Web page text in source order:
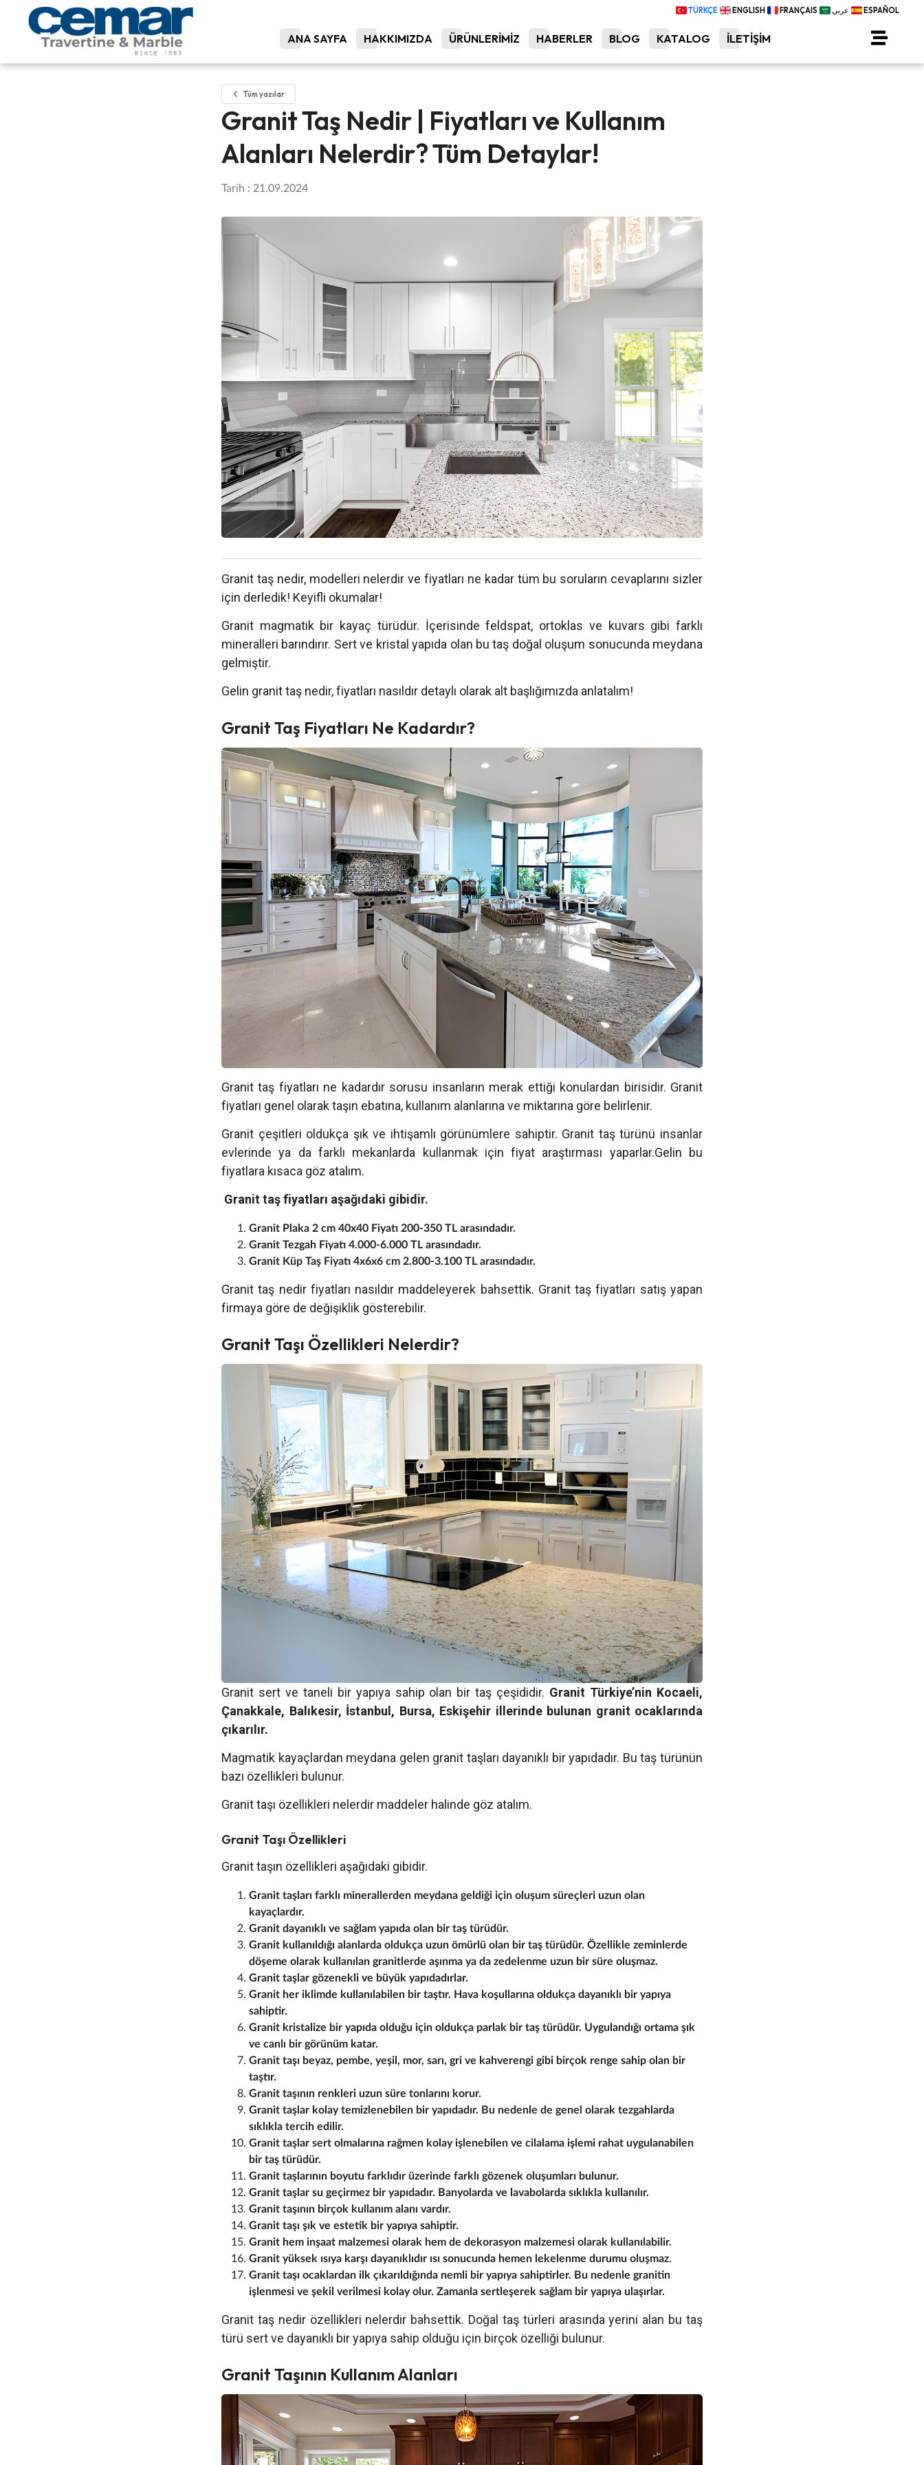
ANA SAYFA HAKKIMIZDA ÜRÜNLERİMİZ HABERLER BLOG KATALOG İLETİŞİM
TÜRKÇE ENGLISH FRANÇAIS عربي ESPAÑOL
Tüm yazılar
Granit Taş Nedir | Fiyatları ve Kullanım
Alanları Nelerdir? Tüm Detaylar!
Tarih : 21.09.2024
Granit taş nedir, modelleri nelerdir ve fiyatları ne kadar tüm bu soruların cevaplarını sizler
için derledik! Keyifli okumalar!
Granit magmatik bir kayaç türüdür. İçerisinde feldspat, ortoklas ve kuvars gibi farklı
mineralleri barındırır. Sert ve kristal yapıda olan bu taş doğal oluşum sonucunda meydana
gelmiştir.
Gelin granit taş nedir, fiyatları nasıldır detaylı olarak alt başlığımızda anlatalım!
Granit Taş Fiyatları Ne Kadardır?
Granit taş fiyatları ne kadardır sorusu insanların merak ettiği konulardan birisidir. Granit
fiyatları genel olarak taşın ebatına, kullanım alanlarına ve miktarına göre belirlenir.
Granit çeşitleri oldukça şık ve ihtişamlı görünümlere sahiptir. Granit taş türünü insanlar
evlerinde ya da farklı mekanlarda kullanmak için fiyat araştırması yaparlar.Gelin bu
fiyatlara kısaca göz atalım.
Granit taş fiyatları aşağıdaki gibidir.
Granit Plaka 2 cm 40x40 Fiyatı 200-350 TL arasındadır.
Granit Tezgah Fiyatı 4.000-6.000 TL arasındadır.
Granit Küp Taş Fiyatı 4x6x6 cm 2.800-3.100 TL arasındadır.
Granit taş nedir fiyatları nasıldır maddeleyerek bahsettik. Granit taş fiyatları satış yapan
firmaya göre de değişiklik gösterebilir.
Granit Taşı Özellikleri Nelerdir?
Granit sert ve taneli bir yapıya sahip olan bir taş çeşididir. Granit Türkiye’nin Kocaeli,
Çanakkale, Balıkesir, İstanbul, Bursa, Eskişehir illerinde bulunan granit ocaklarında
çıkarılır.
Magmatik kayaçlardan meydana gelen granit taşları dayanıklı bir yapıdadır. Bu taş türünün
bazı özellikleri bulunur.
Granit taşı özellikleri nelerdir maddeler halinde göz atalım.
Granit Taşı Özellikleri
Granit taşın özellikleri aşağıdaki gibidir.
Granit taşları farklı minerallerden meydana geldiği için oluşum süreçleri uzun olan
kayaçlardır.
Granit dayanıklı ve sağlam yapıda olan bir taş türüdür.
Granit kullanıldığı alanlarda oldukça uzun ömürlü olan bir taş türüdür. Özellikle zeminlerde
döşeme olarak kullanılan granitlerde aşınma ya da zedelenme uzun bir süre oluşmaz.
Granit taşlar gözenekli ve büyük yapıdadırlar.
Granit her iklimde kullanılabilen bir taştır. Hava koşullarına oldukça dayanıklı bir yapıya
sahiptir.
Granit kristalize bir yapıda olduğu için oldukça parlak bir taş türüdür. Uygulandığı ortama şık
ve canlı bir görünüm katar.
Granit taşı beyaz, pembe, yeşil, mor, sarı, gri ve kahverengi gibi birçok renge sahip olan bir
taştır.
Granit taşının renkleri uzun süre tonlarını korur.
Granit taşlar kolay temizlenebilen bir yapıdadır. Bu nedenle de genel olarak tezgahlarda
sıklıkla tercih edilir.
Granit taşlar sert olmalarına rağmen kolay işlenebilen ve cilalama işlemi rahat uygulanabilen
bir taş türüdür.
Granit taşlarının boyutu farklıdır üzerinde farklı gözenek oluşumları bulunur.
Granit taşlar su geçirmez bir yapıdadır. Banyolarda ve lavabolarda sıklıkla kullanılır.
Granit taşının birçok kullanım alanı vardır.
Granit taşı şık ve estetik bir yapıya sahiptir.
Granit hem inşaat malzemesi olarak hem de dekorasyon malzemesi olarak kullanılabilir.
Granit yüksek ısıya karşı dayanıklıdır ısı sonucunda hemen lekelenme durumu oluşmaz.
Granit taşı ocaklardan ilk çıkarıldığında nemli bir yapıya sahiptirler. Bu nedenle granitin
işlenmesi ve şekil verilmesi kolay olur. Zamanla sertleşerek sağlam bir yapıya ulaşırlar.
Granit taş nedir özellikleri nelerdir bahsettik. Doğal taş türleri arasında yerini alan bu taş
türü sert ve dayanıklı bir yapıya sahip olduğu için birçok özelliği bulunur.
Granit Taşının Kullanım Alanları